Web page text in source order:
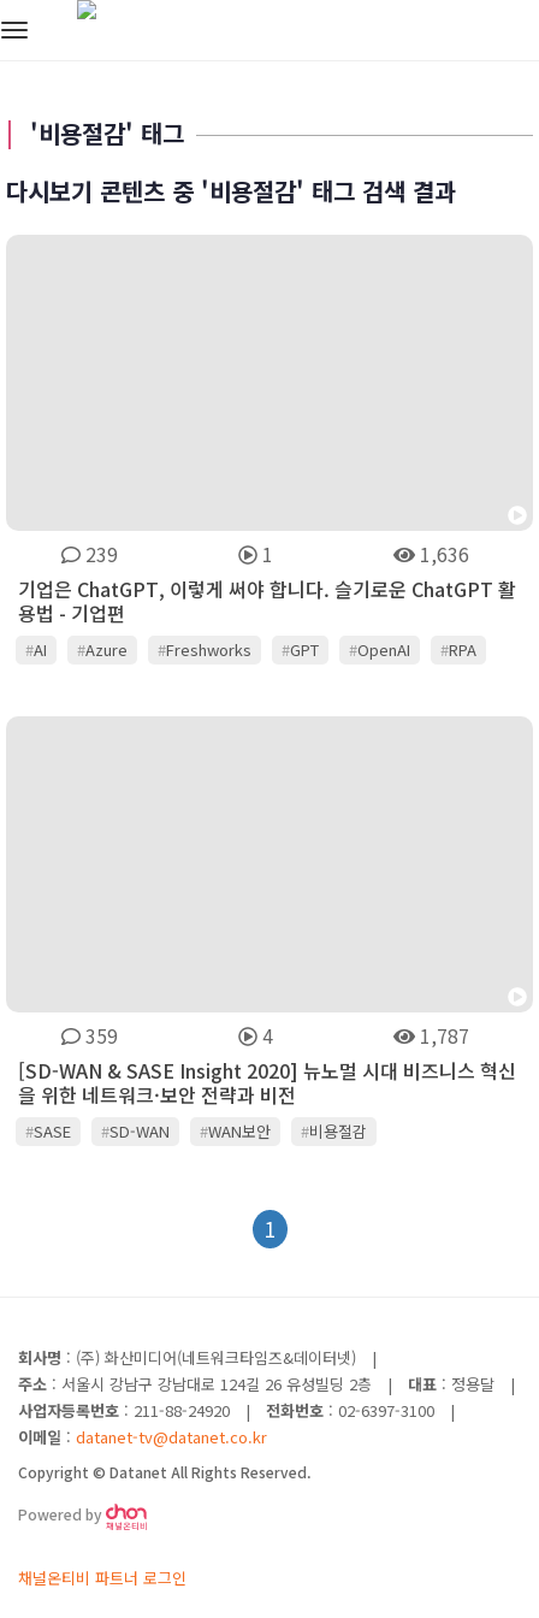
Toggle
'비용절감' 태그
다시보기 콘텐츠 중 '비용절감' 태그 검색 결과
239 1
1,636
기업은 ChatGPT, 이렇게 써야 합니다. 슬기로운 ChatGPT 활
용법 - 기업편
#AI #Azure #Freshworks #GPT #OpenAI #RPA
359 4
1,787
[SD-WAN & SASE Insight 2020] 뉴노멀 시대 비즈니스 혁신
을 위한 네트워크·보안 전략과 비전
#SASE #SD-WAN #WAN보안 #비용절감
1
회사명 : (주) 화산미디어(네트워크타임즈&데이터넷)
|
주소 : 서울시 강남구 강남대로 124길 26 유성빌딩 2층 | 대표 : 정용달
|
사업자등록번호 : 211-88-24920 | 전화번호 : 02-6397-3100
|
이메일 : datanet-tv@datanet.co.kr
Copyright © Datanet All Rights Reserved.
Powered by
채널온티비 파트너 로그인